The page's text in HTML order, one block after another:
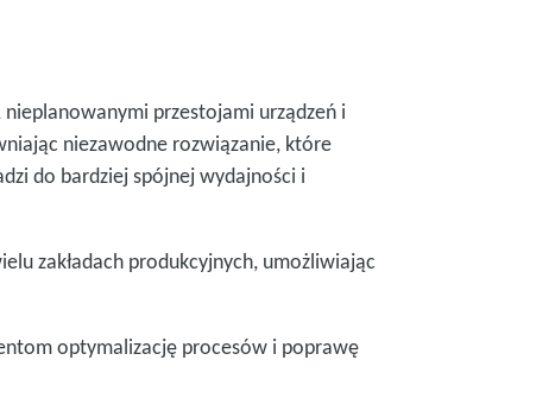
przestojami urządzeń i
niezawodne rozwiązanie, które
do bardziej spójnej wydajności i
zakładach produkcyjnych, umożliwiając
optymalizację procesów i poprawę